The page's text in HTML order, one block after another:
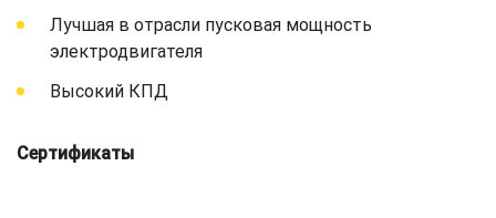
Лучшая в отрасли пусковая мощность
электродвигателя
Высокий КПД
Сертификаты